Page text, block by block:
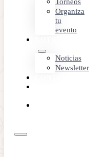
Organiza
tu
evento
Noticias
Newsletter